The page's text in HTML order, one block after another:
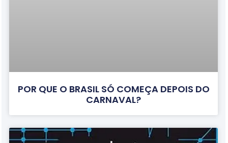
POR QUE O BRASIL SÓ COMEÇA DEPOIS DO
CARNAVAL?